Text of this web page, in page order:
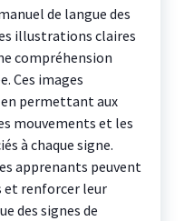
de langue des
illustrations claires
compréhension
Ces images
permettant aux
mouvements et les
à chaque signe.
apprenants peuvent
et renforcer leur
des signes de